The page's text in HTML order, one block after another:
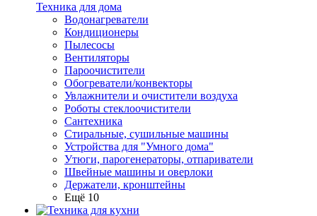
Техника для дома
Водонагреватели
Кондиционеры
Пылесосы
Вентиляторы
Пароочистители
Обогреватели/конвекторы
Увлажнители и очистители воздуха
Роботы стеклоочистители
Сантехника
Стиральные, сушильные машины
Устройства для "Умного дома"
Утюги, парогенераторы, отпариватели
Швейные машины и оверлоки
Держатели, кронштейны
Ещё 10